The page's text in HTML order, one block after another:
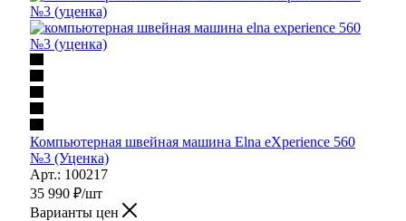
Компьютерная швейная машина Elna eXperience 560
№3 (Уценка)
Арт.: 100217
35 990 ₽/шт
Варианты цен